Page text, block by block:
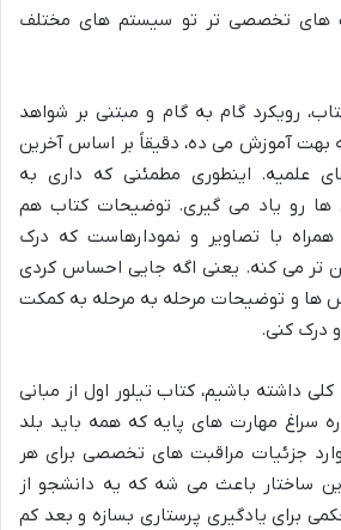
های تخصصی تر تو سیستم های مختلف
رویکرد گام به گام و مبتنی بر شواهد
بهت آموزش می ده، دقیقاً بر اساس آخرین
علمیه. اینطوری مطمئنی که داری به
ها رو یاد می گیری. توضیحات کتاب هم
با تصاویر و نمودارهاست که درک
تر می کنه. یعنی اگه جایی احساس کردی
و توضیحات مرحله به مرحله به کمکت
درک کنی.
داشته باشیم، کتاب تیلور اول از مبانی
سراغ مهارت های پایه که همه باید بلد
جزئیات مراقبت های تخصصی برای هر
ساختار باعث می شه که یه دانشجو از
برای یادگیری پرستاری بسازه و بعد کم